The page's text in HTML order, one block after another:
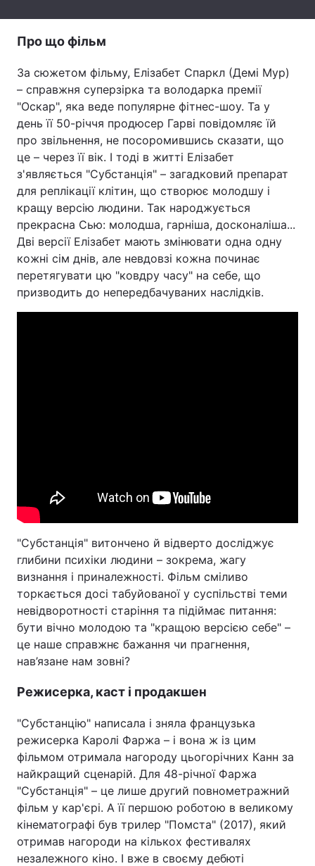
Тема оформлення
Про що фільм
За сюжетом фільму, Елізабет Спаркл (Демі Мур)
– справжня суперзірка та володарка премії
"Оскар", яка веде популярне фітнес-шоу. Та у
день її 50-річчя продюсер Гарві повідомляє їй
про звільнення, не посоромившись сказати, що
це – через її вік. І тоді в житті Елізабет
з'являється "Субстанція" – загадковий препарат
для реплікації клітин, що створює молодшу і
кращу версію людини. Так народжується
прекрасна Сью: молодша, гарніша, досконаліша...
Дві версії Елізабет мають змінювати одна одну
кожні сім днів, але невдовзі кожна починає
перетягувати цю "ковдру часу" на себе, що
призводить до непередбачуваних наслідків.
"Субстанція" витончено й відверто досліджує
глибини психіки людини – зокрема, жагу
визнання і приналежності. Фільм сміливо
торкається досі табуйованої у суспільстві теми
невідворотності старіння та підіймає питання:
бути вічно молодою та "кращою версією себе" –
це наше справжнє бажання чи прагнення,
нав’язане нам зовні?
Режисерка, каст і продакшен
"Субстанцію" написала і зняла французька
режисерка Каролі Фаржа – і вона ж із цим
фільмом отримала нагороду цьогорічних Канн за
найкращий сценарій. Для 48-річної Фаржа
"Субстанція" – це лише другий повнометражний
фільм у кар'єрі. А її першою роботою в великому
кінематографі був трилер "Помста" (2017), який
отримав нагороди на кількох фестивалях
незалежного кіно. І вже в своєму дебюті